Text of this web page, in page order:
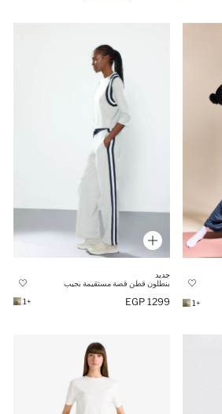
+1
جديد
بنطلون قطن قصة مستقيمة بجيب
1299 EGP
+1